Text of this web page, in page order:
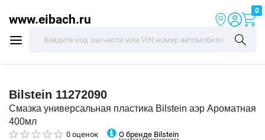
www.eibach.ru
0
Bilstein 11272090
Смазка универсальная пластика Bilstein аэр Ароматная
400мл
0 оценок О бренде Bilstein